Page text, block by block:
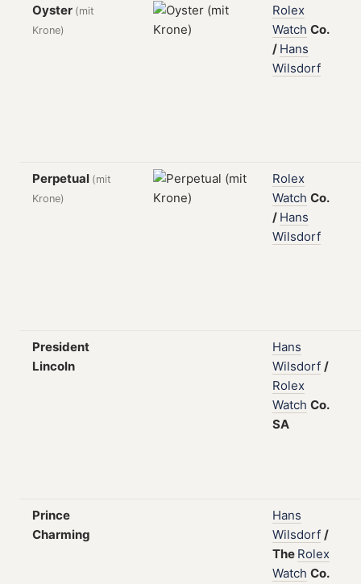
Oyster (mit
Krone)
Rolex
Watch Co.
/ Hans
Wilsdorf
Perpetual (mit
Krone)
Rolex
Watch Co.
/ Hans
Wilsdorf
President
Lincoln
Hans
Wilsdorf /
Rolex
Watch Co.
SA
Prince
Charming
Hans
Wilsdorf /
The Rolex
Watch Co.